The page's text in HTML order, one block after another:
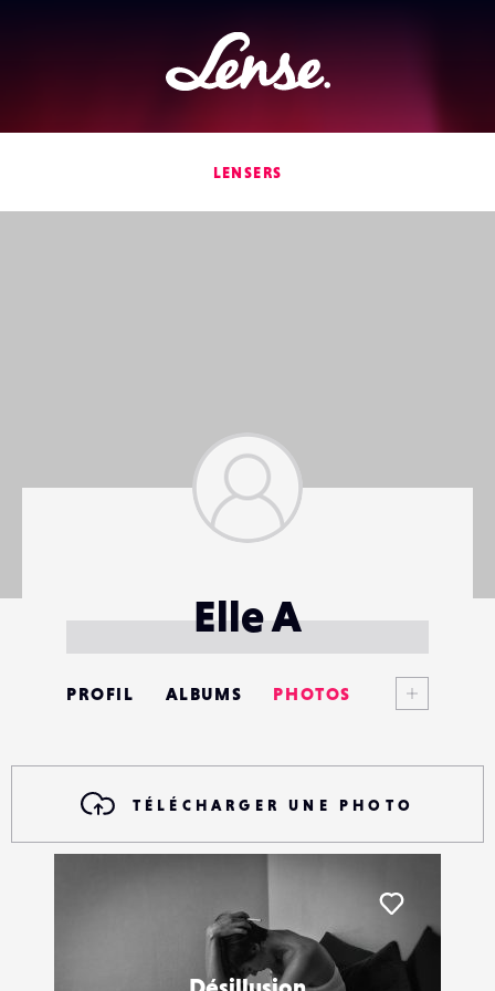
Lense
LENSERS
Elle A
PROFIL ALBUMS PHOTOS
CONTACTS
ÉVÉNEMENTS
FAVORIS
TÉLÉCHARGER UNE PHOTO